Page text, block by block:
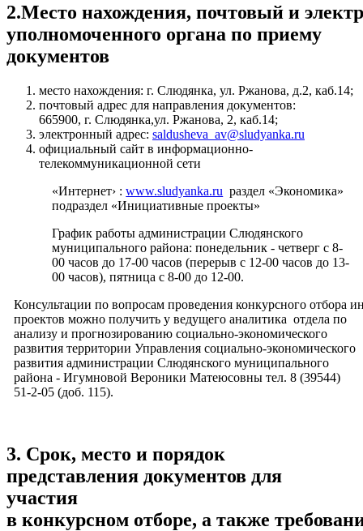
2.Место нахождения, почтовый и
уполномоченного органа по приему
документов
место нахождения: г. Слюдянка, ул. Ржанова, д.2, каб.14;
почтовый адрес для направления документов:
665900, г. Слюдянка,ул. Ржанова, 2, каб.14;
электронный адрес: saldusheva_av@sludyanka.ru
официальный сайт в информационно-
телекоммуникационной сети
«Интернет› :www.sludyanka.ru раздел «Экономика»
подраздел «Инициативные проекты»
График работы администрации Слюдянского
муниципального района: понедельник - четверг с 8-
00 часов до 17-00 часов (перерыв с 12-00 часов до 13-
00 часов), пятница с 8-00 до 12-00.
Консультации по вопросам проведения конкурсного отбора
проектов можно получить у ведущего аналитика отдела по
анализу и прогнозированию социально-экономического
развития территории Управления социально-экономического
развития администрации Слюдянского муниципального
района - Игумновой Вероники Матеюсовны тел. 8 (39544)
51-2-05 (доб. 115).
3. Срок, место и порядок
представления документов для
участия
в конкурсном отборе, а также